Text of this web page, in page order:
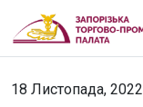
18 Листопада, 2022